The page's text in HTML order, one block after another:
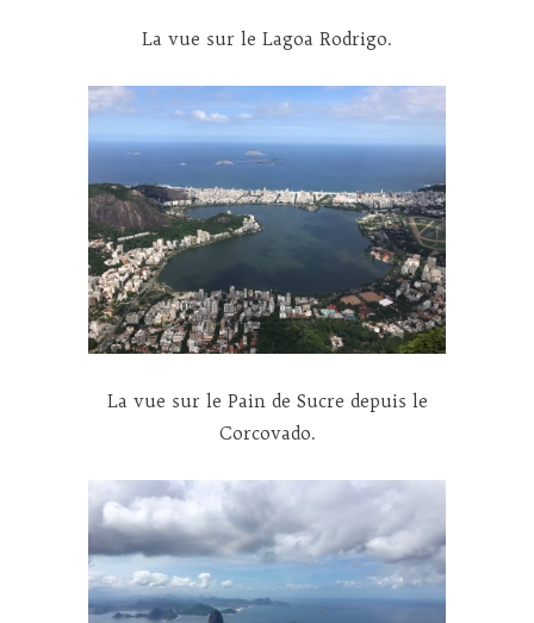
La vue sur le Lagoa Rodrigo.
La vue sur le Pain de Sucre depuis le
Corcovado.